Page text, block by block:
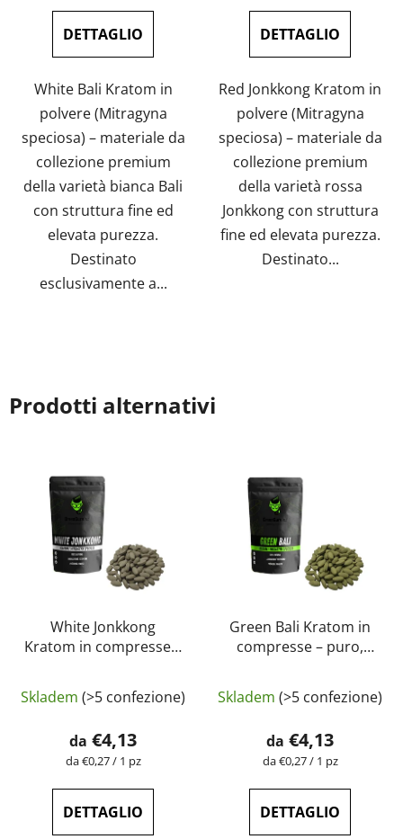
è
5
stelle.
misura:
DETTAGLIO
White Bali Kratom in
polvere (Mitragyna
speciosa) – materiale da
collezione premium
della varietà bianca Bali
con struttura fine ed
elevata purezza.
Destinato
esclusivamente a...
misura:
DETTAGLIO
Red Jonkkong Kratom in
polvere (Mitragyna
speciosa) – materiale da
collezione premium
della varietà rossa
Jonkkong con struttura
fine ed elevata purezza.
Destinato...
Prodotti alternativi
White Jonkkong
Kratom in compresse –
in laboratorio |
GreenGuru
Skladem (>5 confezione)
da €4,13
Prezzo
misura:
da €0,27 / 1 pz
DETTAGLIO
Green Bali Kratom in
compresse – puro,
laboratorio |
GreenGuruvalutazione
media
del
è
Skladem (>5 confezione)
da €4,13
Prezzo
misura:
da €0,27 / 1 pz
DETTAGLIO